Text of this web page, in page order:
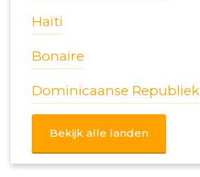
Haïti
Bonaire
Dominicaanse Republiek
Bekijk alle landen